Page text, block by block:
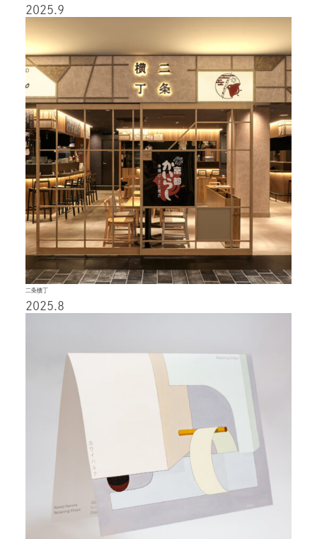
2025.9
二条横丁
2025.8